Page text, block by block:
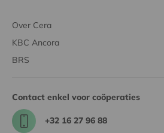
Over Cera
KBC Ancora
BRS
Contact enkel voor coöperaties
+32 16 27 96 88